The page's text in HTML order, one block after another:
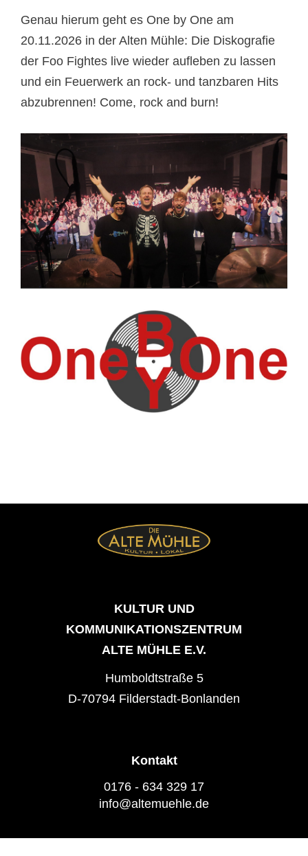
Genau hierum geht es One by One am
20.11.2026 in der Alten Mühle: Die Diskografie
der Foo Fightes live wieder aufleben zu lassen
und ein Feuerwerk an rock- und tanzbaren Hits
abzubrennen! Come, rock and burn!
KULTUR UND
KOMMUNIKATIONSZENTRUM
ALTE MÜHLE E.V.
Humboldtstraße 5
D-70794 Filderstadt-Bonlanden
Kontakt
0176 - 634 329 17
info@altemuehle.de